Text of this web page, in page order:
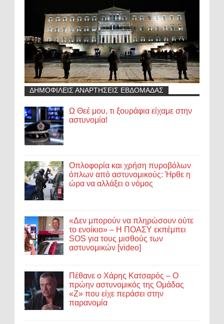
ΔΗΜΟΦΙΛΕΙΣ ΑΝΑΡΤΗΣΕΙΣ ΕΒΔΟΜΑΔΑΣ
Ω Θεέ μου, τι ξουράφια είχαμε στην
αστυνομία!
Οπλοφορία και χρήση πυροβόλων
όπλων από αστυνομικούς: Ήρθε η
ώρα να αλλάξει ο νόμος
«Δεν μπορούν να πληρώσουν ούτε
το ενοίκιο» – Η ΠΟΑΣΥ εκπέμπει
SOS για τους μισθούς των
αστυνομικών [video]
Πέθανε ο Χάρης Κατσαρός – Ο
πρώην αστυνομικός της Ομάδας
«Ζ» που είχε περάσει στην
παρανομία